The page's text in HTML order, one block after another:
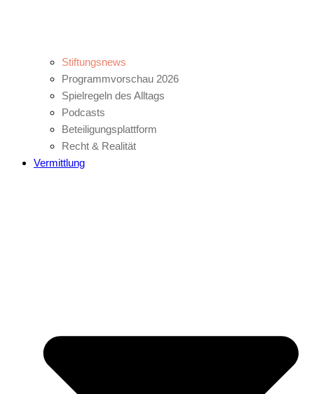
Stiftungsnews
Programmvorschau 2026
Spielregeln des Alltags
Podcasts
Beteiligungsplattform
Recht & Realität
Vermittlung